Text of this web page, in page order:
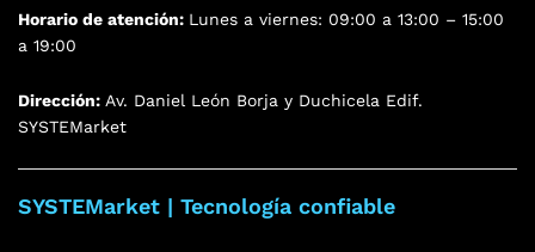
Horario de atención: Lunes a viernes: 09:00 a 13:00 – 15:00
a 19:00
Dirección: Av. Daniel León Borja y Duchicela Edif.
SYSTEMarket
SYSTEMarket | Tecnología confiable